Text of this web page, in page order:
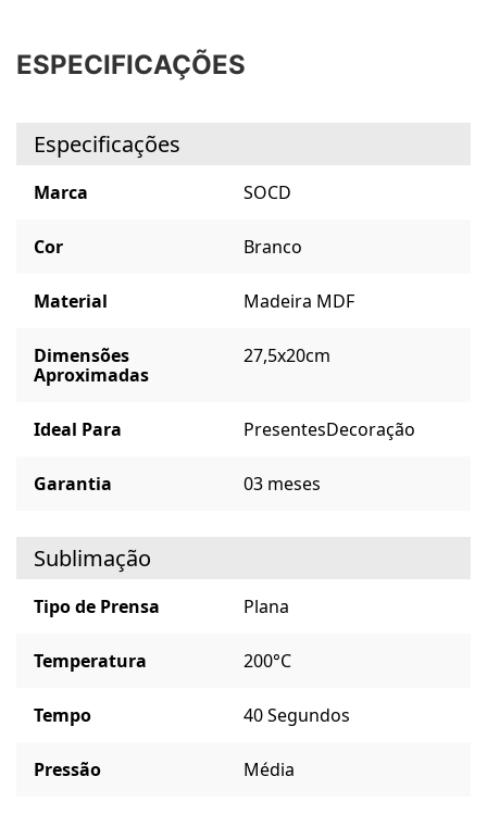
ESPECIFICAÇÕES
Especificações
Marca SOCD
Cor Branco
Material Madeira MDF
Dimensões
Aproximadas
27,5x20cm
Ideal Para PresentesDecoração
Garantia 03 meses
Sublimação
Tipo de Prensa Plana
Temperatura 200°C
Tempo 40 Segundos
Pressão Média